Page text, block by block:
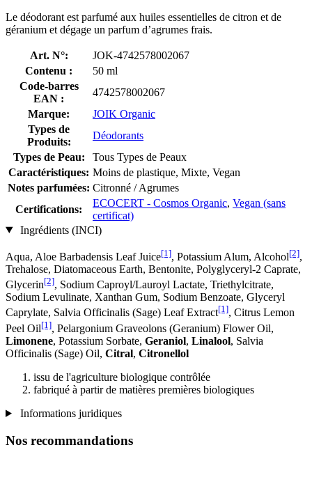
Le déodorant est parfumé aux huiles essentielles de citron et de
géranium et dégage un parfum d’agrumes frais.
Art. N°:
JOK-4742578002067
Contenu :
50 ml
Code-barres
EAN :
4742578002067
Marque:
JOIK Organic
Types de
Produits:
Déodorants
Types de Peau:
Tous Types de Peaux
Caractéristiques: Moins de plastique, Mixte, Vegan
Notes parfumées: Citronné / Agrumes
Certifications:
ECOCERT - Cosmos Organic, Vegan (sans
certificat)
Ingrédients (INCI)
Aqua, Aloe Barbadensis Leaf Juice[1], Potassium Alum, Alcohol[2],
Trehalose, Diatomaceous Earth, Bentonite, Polyglyceryl-2 Caprate,
Glycerin[2], Sodium Caproyl/Lauroyl Lactate, Triethylcitrate,
Sodium Levulinate, Xanthan Gum, Sodium Benzoate, Glyceryl
Caprylate, Salvia Officinalis (Sage) Leaf Extract[1], Citrus Lemon
Peel Oil[1], Pelargonium Graveolons (Geranium) Flower Oil,
Limonene, Potassium Sorbate, Geraniol, Linalool, Salvia
Officinalis (Sage) Oil, Citral, Citronellol
issu de l'agriculture biologique contrôlée
fabriqué à partir de matières premières biologiques
Informations juridiques
Nos recommandations